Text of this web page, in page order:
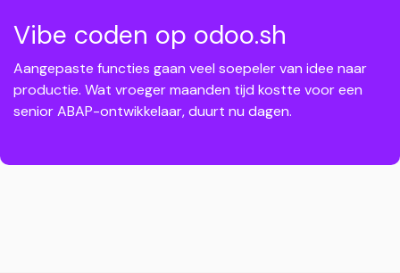
Vibe coden op odoo.sh
Aangepaste functies gaan veel soepeler van idee naar
productie. Wat vroeger maanden tijd kostte voor een
senior ABAP-ontwikkelaar, duurt nu dagen.